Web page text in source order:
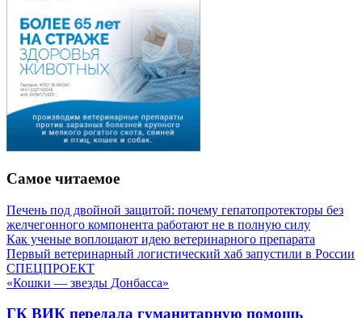
Самое читаемое
Печень под двойной защитой: почему гепатопротекторы без
желчегонного компонента работают не в полную силу
Как ученые воплощают идею ветеринарного препарата
Первый ветеринарный логистический хаб запустили в России
СПЕЦПРОЕКТ
«Кошки — звезды Донбасса»
ГК ВИК передала гуманитарную помощь